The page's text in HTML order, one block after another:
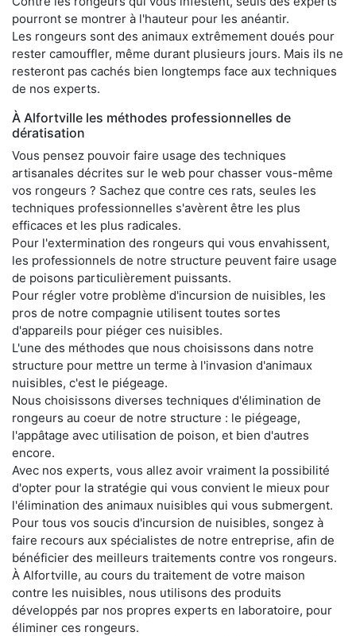
pourront se montrer à l'hauteur pour les anéantir.
Les rongeurs sont des animaux extrêmement doués pour
rester camouffler, même durant plusieurs jours. Mais ils ne
resteront pas cachés bien longtemps face aux techniques
de nos experts.
À Alfortville les méthodes professionnelles de
dératisation
Vous pensez pouvoir faire usage des techniques
artisanales décrites sur le web pour chasser vous-même
vos rongeurs ? Sachez que contre ces rats, seules les
techniques professionnelles s'avèrent être les plus
efficaces et les plus radicales.
Pour l'extermination des rongeurs qui vous envahissent,
les professionnels de notre structure peuvent faire usage
de poisons particulièrement puissants.
Pour régler votre problème d'incursion de nuisibles, les
pros de notre compagnie utilisent toutes sortes
d'appareils pour piéger ces nuisibles.
L'une des méthodes que nous choisissons dans notre
structure pour mettre un terme à l'invasion d'animaux
nuisibles, c'est le piégeage.
Nous choisissons diverses techniques d'élimination de
rongeurs au coeur de notre structure : le piégeage,
l'appâtage avec utilisation de poison, et bien d'autres
encore.
Avec nos experts, vous allez avoir vraiment la possibilité
d'opter pour la stratégie qui vous convient le mieux pour
l'élimination des animaux nuisibles qui vous submergent.
Pour tous vos soucis d'incursion de nuisibles, songez à
faire recours aux spécialistes de notre entreprise, afin de
bénéficier des meilleurs traitements contre vos rongeurs.
À Alfortville, au cours du traitement de votre maison
contre les nuisibles, nous utilisons des produits
développés par nos propres experts en laboratoire, pour
éliminer ces rongeurs.